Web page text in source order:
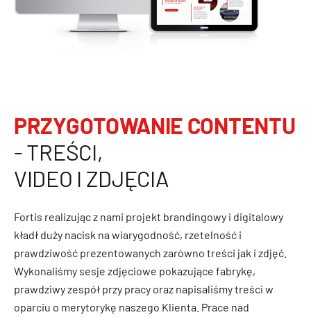
PRZYGOTOWANIE CONTENTU
- TREŚCI,
VIDEO I ZDJĘCIA
Fortis realizując z nami projekt brandingowy i digitalowy
kładł duży nacisk na wiarygodność, rzetelność i
prawdziwość prezentowanych zarówno treści jak i zdjęć.
Wykonaliśmy sesje zdjęciowe pokazujące fabrykę,
prawdziwy zespół przy pracy oraz napisaliśmy treści w
oparciu o merytorykę naszego Klienta. Prace nad